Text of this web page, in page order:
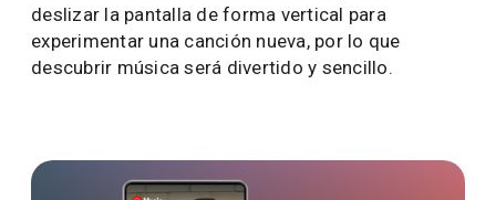
deslizar la pantalla de forma vertical para
experimentar una canción nueva, por lo que
descubrir música será divertido y sencillo.